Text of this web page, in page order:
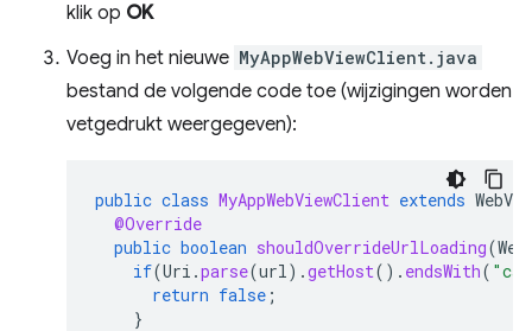
klik op OK
Voeg in het nieuwe MyAppWebViewClient.java
bestand de volgende code toe (wijzigingen worden
vetgedrukt weergegeven):
public class MyAppWebViewClient extends
@Override
public boolean shouldOverrideUrlLoading(
if(Uri .parse(url).getHost(). endsWith(
return false ;
}